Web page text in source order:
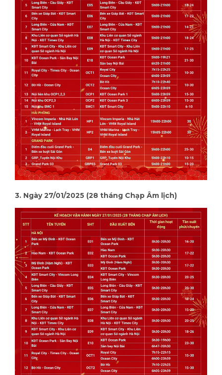
3. Ngày 27/01/2025 (28 tháng Chạp Âm lịch)